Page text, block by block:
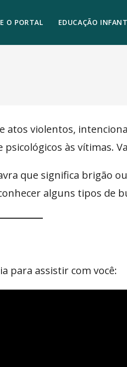
O PORTAL EDUCAÇÃO
atos violentos,
às vítimas.
que significa brigão ou
alguns tipos de
para assistir com você: